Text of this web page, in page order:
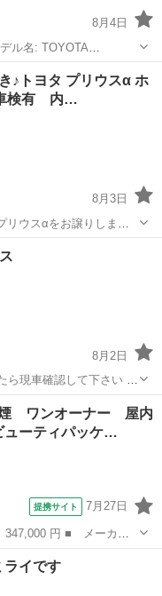
8月4日
成24年
6月...
♪トヨタ プリウスα ホ
車検有 内…
8月3日
レコーダー付き ・バッ
8月2日
現車確認して下さい 2
ワンオーナー 屋内
ーティパッケ…
提携サイト 7月27日
ード名： Ｓ 禁煙 ワ
ィパッケージ ナビテ
ライです